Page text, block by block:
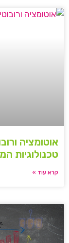
אוטומציה
טכנולוגיות
קרא עוד »